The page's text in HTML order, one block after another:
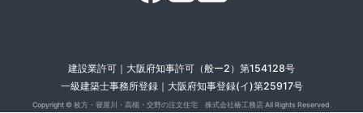
建設業許可｜大阪府知事許可（般ー2）第154128号
一級建築士事務所登録｜大阪府知事登録(イ)第25917号
Copyright ©枚方・寝屋川・高槻・交野の注文住宅 株式会社椿工務店All Rights Reserved.